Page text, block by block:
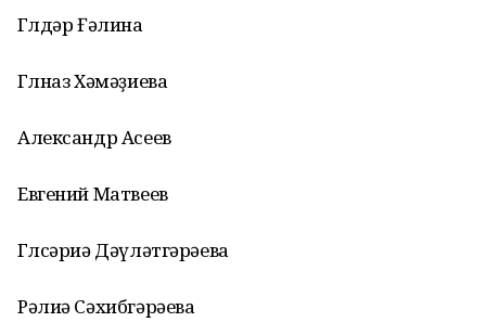
Гөлдәр Ғәлина
Гөлназ Хәмәҙиева
Александр Асеев
Евгений Матвеев
Гөлсәриә Дәүләтгәрәева
Рәлиә Сәхибгәрәева